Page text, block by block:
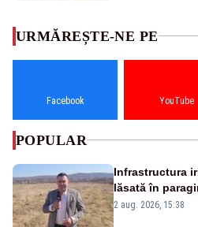
URMĂREȘTE-NE PE
Facebook YouTube
POPULAR
Infrastructura
lăsată în
2 aug. 2026, 15:38